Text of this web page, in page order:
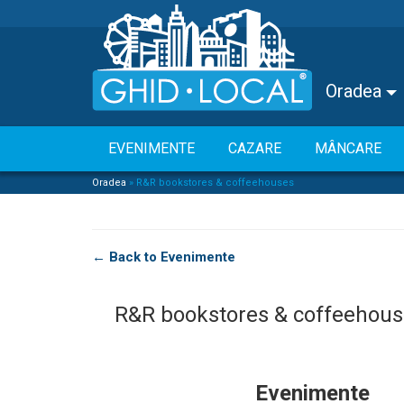
Oradea
EVENIMENTE CAZARE MÂNCARE
Oradea » R&R bookstores & coffeehouses
← Back to Evenimente
R&R bookstores &
Evenimente